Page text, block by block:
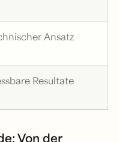
Ansatz
Resultate
Von der